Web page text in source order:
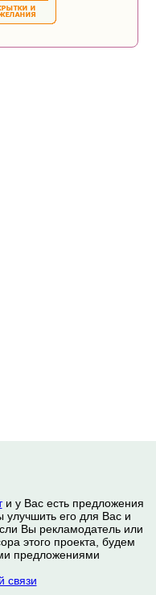
и у Вас есть предложения
его для Вас и
Вы рекламодатель или
этого проекта, будем
предложениями
связи